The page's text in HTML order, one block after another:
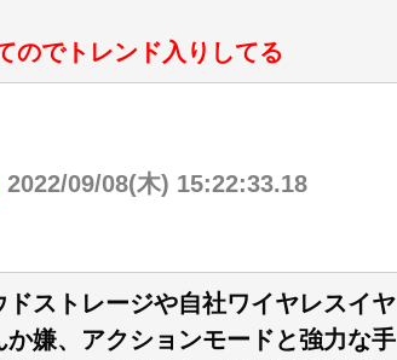
のでトレンド入りしてる
2022/09/08(木) 15:22:33.18
ストレージや自社ワイヤレスイヤ
嫌、アクションモードと強力な手